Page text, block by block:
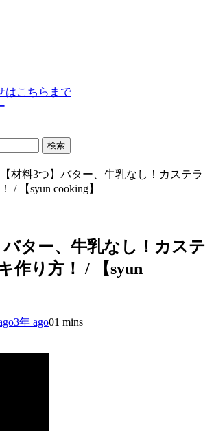
はこちらまで
【材料3つ】バター、牛乳なし！カステラ
/ 【syun cooking】
バター、牛乳なし！カステ
作り方！ / 【syun
3年 ago01 mins